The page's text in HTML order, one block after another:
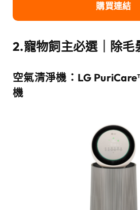
購買連結
2.寵物飼主必選｜除毛
空氣清淨機：LG
機